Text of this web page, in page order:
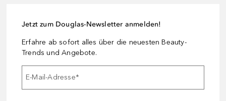
Jetzt zum Douglas-Newsletter anmelden!
Erfahre ab sofort alles über die neuesten Beauty-
Trends und Angebote.
E-Mail-Adresse*